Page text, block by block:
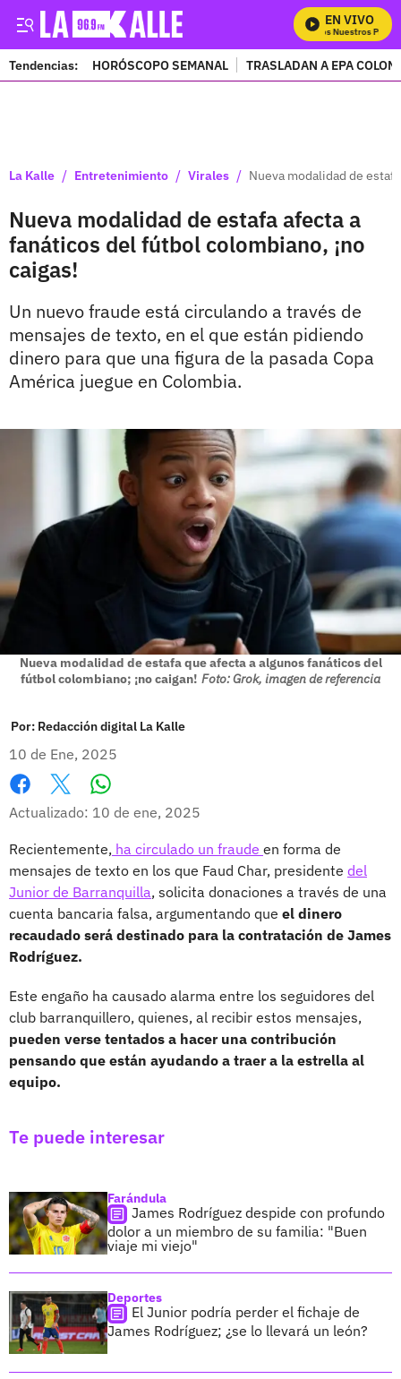
EN VIVO
Mira Todos Nuestros
Tendencias: HORÓSCOPO SEMANAL TRASLADAN A EPA
La Kalle / Entretenimiento / Virales / Nueva modalidad de
Nueva modalidad de estafa afecta a
fanáticos del fútbol colombiano, ¡no
caigas!
Un nuevo fraude está circulando a través de
mensajes de texto, en el que están pidiendo
dinero para que una figura de la pasada Copa
América juegue en Colombia.
Nueva modalidad de estafa que afecta a algunos fanáticos del
fútbol colombiano; ¡no caigan! Foto: Grok, imagen de referencia
Por: Redacción digital La Kalle
10 de Ene, 2025
Facebook
X
Actualizado: 10 de ene, 2025
Recientemente, ha circulado un fraude en forma de
mensajes de texto en los que Faud Char, presidente del
Junior de Barranquilla, solicita donaciones a través de una
cuenta bancaria falsa, argumentando que el dinero
recaudado será destinado para la contratación de James
Rodríguez.
Este engaño ha causado alarma entre los seguidores del
club barranquillero, quienes, al recibir estos mensajes,
pueden verse tentados a hacer una contribución
pensando que están ayudando a traer a la estrella al
equipo.
Te puede interesar
Farándula
James Rodríguez despide con profundo
dolor a un miembro de su familia: "Buen
viaje mi viejo"
Deportes
El Junior podría perder el fichaje de
James Rodríguez; ¿se lo llevará un león?